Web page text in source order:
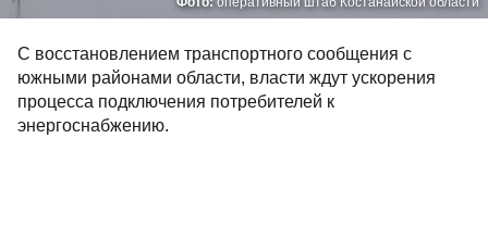
С восстановлением транспортного сообщения с
южными районами области, власти ждут ускорения
процесса подключения потребителей к
энергоснабжению.